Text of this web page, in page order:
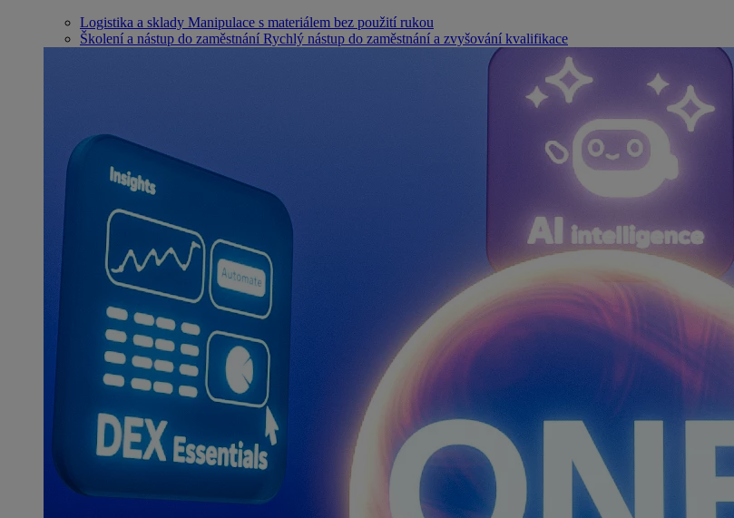
Logistika a sklady Manipulace s materiálem bez použití rukou
Školení a nástup do zaměstnání Rychlý nástup do zaměstnání a zvyšování kvalifikace